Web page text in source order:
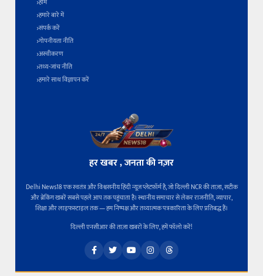
होम
हमारे बारे में
संपर्क करें
गोपनीयता नीति
अस्वीकरण
तथ्य-जांच नीति
हमारे साथ विज्ञापन करें
हर खबर , जनता की नज़र
Delhi News18 एक स्वतंत्र और विश्वसनीय हिंदी न्यूज़ प्लेटफ़ॉर्म है, जो दिल्ली NCR की ताज़ा, सटीक
और ब्रेकिंग खबरें सबसे पहले आप तक पहुंचाता है। स्थानीय समाचार से लेकर राजनीति, व्यापार,
शिक्षा और लाइफस्टाइल तक — हम निष्पक्ष और तथ्यात्मक पत्रकारिता के लिए प्रतिबद्ध हैं।
दिल्ली एनसीआर की ताज़ा खबरों के लिए, हमें फॉलो करें!